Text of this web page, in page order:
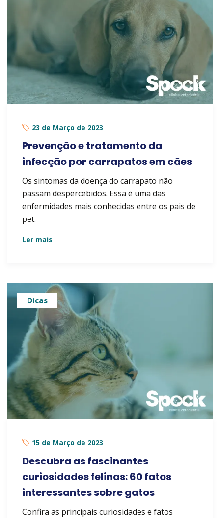
23 de Março de 2023
Prevenção e tratamento da
infecção por carrapatos em cães
Os sintomas da doença do carrapato não
passam despercebidos. Essa é uma das
enfermidades mais conhecidas entre os pais de
pet.
Ler mais
Dicas
15 de Março de 2023
Descubra as fascinantes
curiosidades felinas: 60 fatos
interessantes sobre gatos
Confira as principais curiosidades e fatos